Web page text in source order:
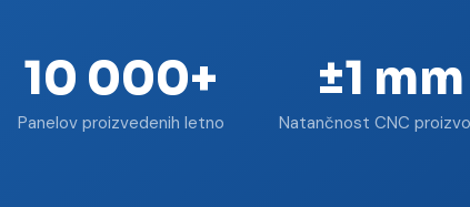
10 000+
Panelov proizvedenih letno
±1 mm
Natančnost CNC